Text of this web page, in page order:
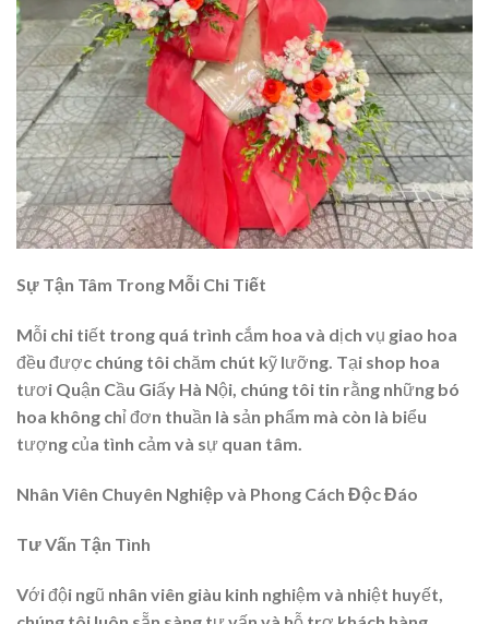
Sự Tận Tâm Trong Mỗi Chi Tiết
Mỗi chi tiết trong quá trình cắm hoa và dịch vụ giao hoa
đều được chúng tôi chăm chút kỹ lưỡng. Tại shop hoa
tươi Quận Cầu Giấy Hà Nội, chúng tôi tin rằng những bó
hoa không chỉ đơn thuần là sản phẩm mà còn là biểu
tượng của tình cảm và sự quan tâm.
Nhân Viên Chuyên Nghiệp và Phong Cách Độc Đáo
Tư Vấn Tận Tình
Với đội ngũ nhân viên giàu kinh nghiệm và nhiệt huyết,